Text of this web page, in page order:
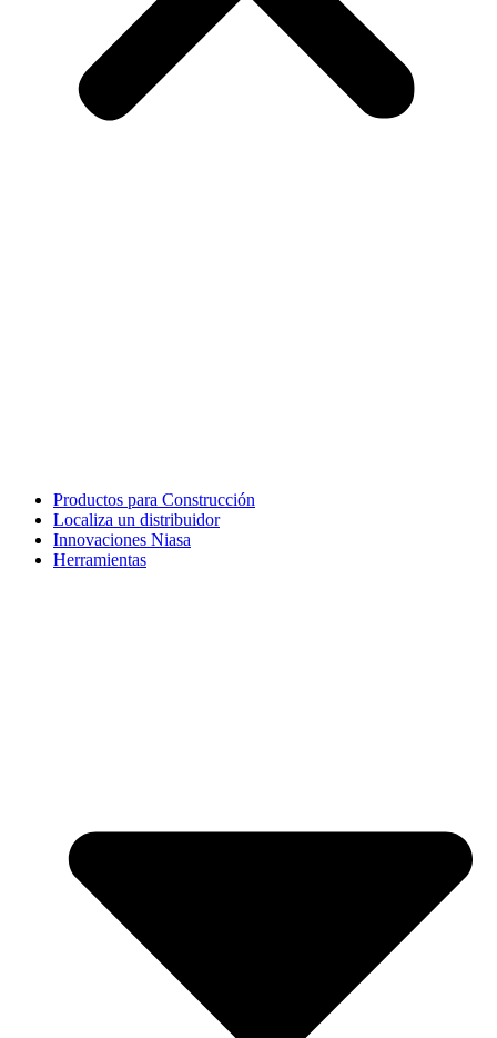
Productos para Construcción
Localiza un distribuidor
Innovaciones Niasa
Herramientas